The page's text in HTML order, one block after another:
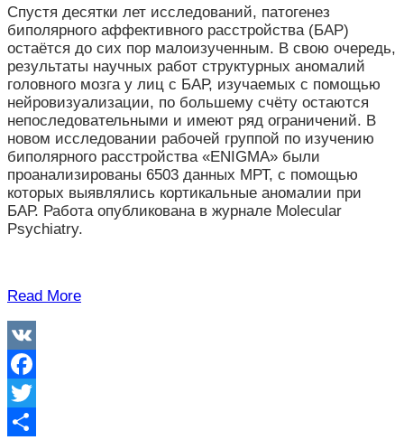
Спустя десятки лет исследований, патогенез
биполярного аффективного расстройства (БАР)
остаётся до сих пор малоизученным. В свою очередь,
результаты научных работ структурных аномалий
головного мозга у лиц с БАР, изучаемых с помощью
нейровизуализации, по большему счёту остаются
непоследовательными и имеют ряд ограничений. В
новом исследовании рабочей группой по изучению
биполярного расстройства «ENIGMA» были
проанализированы 6503 данных МРТ, с помощью
которых выявлялись кортикальные аномалии при
БАР. Работа опубликована в журнале Molecular
Psychiatry.
Read More
VK
Facebook
Twitter